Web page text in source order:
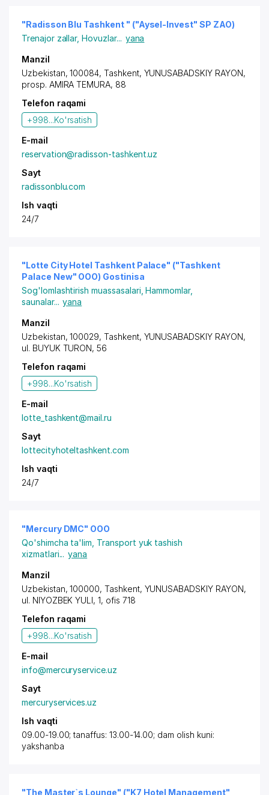
"Radisson Blu Tashkent " ("Aysel-Invest" SP ZAO)
Trenajor zallar,Hovuzlar... yana
Manzil
Uzbekistan, 100084, Tashkent, YUNUSABADSKIY RAYON,
prosp. AMIRA TEMURA, 88
Telefon raqami
+998...Ko'rsatish
E-mail
reservation@radisson-tashkent.uz
Sayt
radissonblu.com
Ish vaqti
24/7
"Lotte City Hotel Tashkent Palace" ("Tashkent
Palace New" OOO) Gostinisa
Sog'lomlashtirish muassasalari ,Hammomlar,
saunalar... yana
Manzil
Uzbekistan, 100029, Tashkent, YUNUSABADSKIY RAYON,
ul. BUYUK TURON, 56
Telefon raqami
+998...Ko'rsatish
E-mail
lotte_tashkent@mail.ru
Sayt
lottecityhoteltashkent.com
Ish vaqti
24/7
"Mercury DMC" OOO
Qo'shimcha ta'lim Transport yuk tashish
xizmatlari... yana
Manzil
Uzbekistan, 100000, Tashkent, YUNUSABADSKIY RAYON,
ul. NIYOZBEK YULI, 1, ofis 718
Telefon raqami
+998...Ko'rsatish
E-mail
info@mercuryservice.uz
Sayt
mercuryservices.uz
Ish vaqti
09.00-19.00; tanaffus: 13.00-14.00; dam olish kuni:
yakshanba
"The Master`s Lounge" ("K7 Hotel Management"